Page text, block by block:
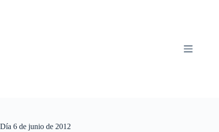
Día 6 de junio de 2012